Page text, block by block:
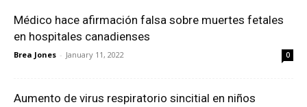
Médico hace afirmación falsa sobre muertes fetales
en hospitales canadienses
Brea Jones - January 11, 2022 0
Aumento de virus respiratorio sincitial en niños